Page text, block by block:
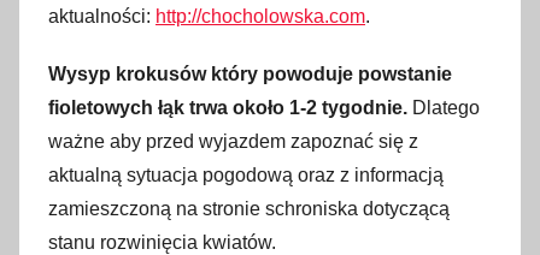
aktualności: http://chocholowska.com.
Wysyp krokusów który powoduje powstanie
fioletowych łąk trwa około 1-2 tygodnie. Dlatego
ważne aby przed wyjazdem zapoznać się z
aktualną sytuacja pogodową oraz z informacją
zamieszczoną na stronie schroniska dotyczącą
stanu rozwinięcia kwiatów.